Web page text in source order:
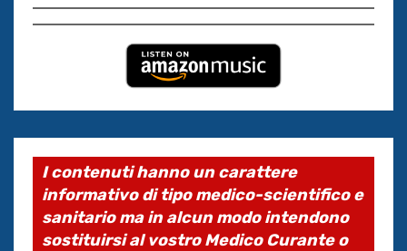
I contenuti hanno un carattere
informativo di tipo medico-scientifico e
sanitario ma in alcun modo intendono
sostituirsi al vostro Medico Curante o